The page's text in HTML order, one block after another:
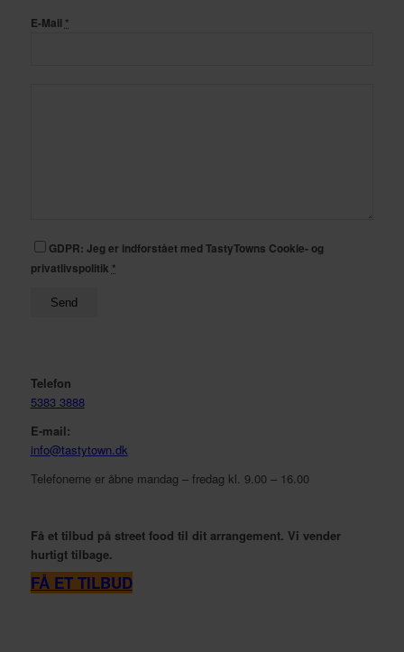
E-Mail *
GDPR: Jeg er indforstået med TastyTowns Cookie- og
privatlivspolitik *
Telefon
5383 3888
E-mail:
info@tastytown.dk
Telefonerne er åbne mandag – fredag kl. 9.00 – 16.00
Få et tilbud på street food til dit arrangement. Vi vender
hurtigt tilbage.
FÅ ET TILBUD